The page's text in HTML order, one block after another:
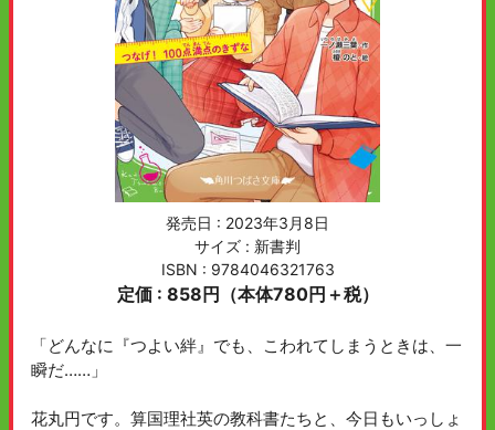
発売日 : 2023年3月8日
サイズ : 新書判
ISBN : 9784046321763
定価 : 858円（本体780円＋税）
「どんなに『つよい絆』でも、こわれてしまうときは、一
瞬だ……」
花丸円です。算国理社英の教科書たちと、今日もいっしょ